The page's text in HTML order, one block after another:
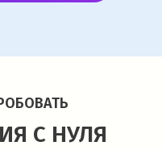
С НУЛЯ